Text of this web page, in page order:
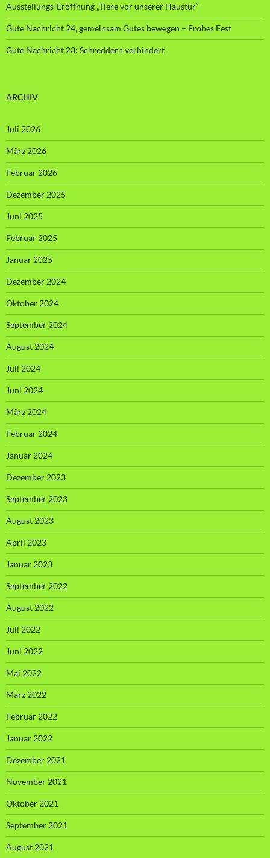
Ausstellungs-Eröffnung „Tiere vor unserer Haustür“
Gute Nachricht 24, gemeinsam Gutes bewegen – Frohes Fest
Gute Nachricht 23: Schreddern verhindert
ARCHIV
Juli 2026
März 2026
Februar 2026
Dezember 2025
Juni 2025
Februar 2025
Januar 2025
Dezember 2024
Oktober 2024
September 2024
August 2024
Juli 2024
Juni 2024
März 2024
Februar 2024
Januar 2024
Dezember 2023
September 2023
August 2023
April 2023
Januar 2023
September 2022
August 2022
Juli 2022
Juni 2022
Mai 2022
März 2022
Februar 2022
Januar 2022
Dezember 2021
November 2021
Oktober 2021
September 2021
August 2021